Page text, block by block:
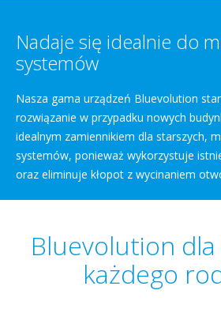
Nadaje się idealnie do
systemów
Nasza gama urządzeń Bluevolution
rozwiązanie w przypadku nowych
idealnym zamiennikiem dla starszych,
systemów, ponieważ wykorzystuje
oraz eliminuje kłopot z wycinaniem
Bluevolution
każdego